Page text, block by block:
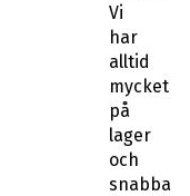
Vi
har
alltid
mycket
på
lager
och
snabba